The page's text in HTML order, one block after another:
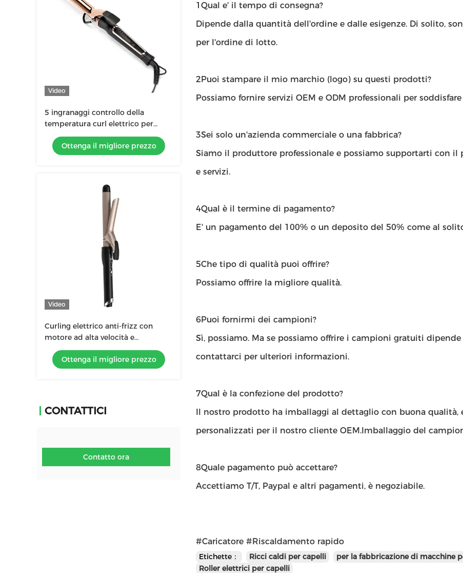
Video
5 ingranaggi controllo della
temperatura curl elettrico per
capelli per lo stile salone capelli
nutriti in pochissimo tempo
Ottenga il migliore prezzo
Video
Curling elettrico anti-frizz con
motore ad alta velocità e
tecnologia agli ioni negativi
Ottenga il migliore prezzo
CONTATTICI
Contatto ora
1Qual e' il tempo di consegna?
Dipende dalla quantità dell'ordine e dalle esigenze. Di solito,
per l'ordine di lotto.
2Puoi stampare il mio marchio (logo) su questi prodotti?
Possiamo fornire servizi OEM e ODM professionali per
3Sei solo un'azienda commerciale o una fabbrica?
Siamo il produttore professionale e possiamo supportarti con
e servizi.
4Qual è il termine di pagamento?
E' un pagamento del 100% o un deposito del 50% come al
5Che tipo di qualità puoi offrire?
Possiamo offrire la migliore qualità.
6Puoi fornirmi dei campioni?
Sì, possiamo. Ma se possiamo offrire i campioni gratuiti
contattarci per ulteriori informazioni.
7Qual è la confezione del prodotto?
Il nostro prodotto ha imballaggi al dettaglio con buona qualità,
personalizzati per il nostro cliente OEM.Imballaggio del
8Quale pagamento può accettare?
Accettiamo T/T, Paypal e altri pagamenti, è negoziabile.
#Caricatore #Riscaldamento rapido
Etichette： Ricci caldi per capelli
per la fabbricazione di macchine
Roller elettrici per capelli